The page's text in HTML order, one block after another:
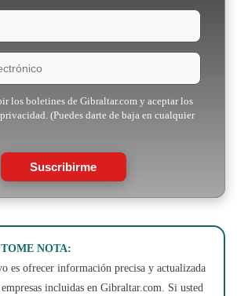
los boletines de Gibraltar.com y aceptar los
(Puedes darte de baja en cualquier
Suscribirme
NOTA:
es ofrecer información precisa y actualizada
incluidas en Gibraltar.com. Si usted